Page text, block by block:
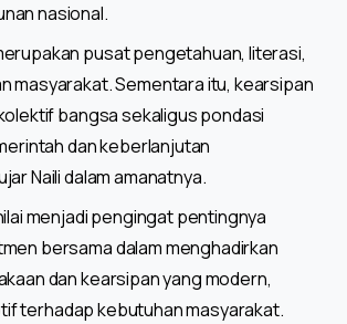
nasional.
pusat pengetahuan, literasi,
masyarakat. Sementara itu, kearsipan
bangsa sekaligus pondasi
dan keberlanjutan
Naili dalam amanatnya.
menjadi pengingat pentingnya
bersama dalam menghadirkan
dan kearsipan yang modern,
terhadap kebutuhan masyarakat.